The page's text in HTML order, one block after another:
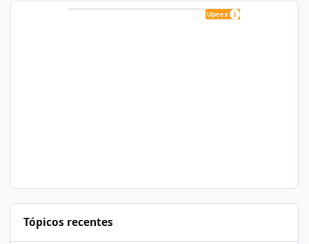
Tópicos recentes